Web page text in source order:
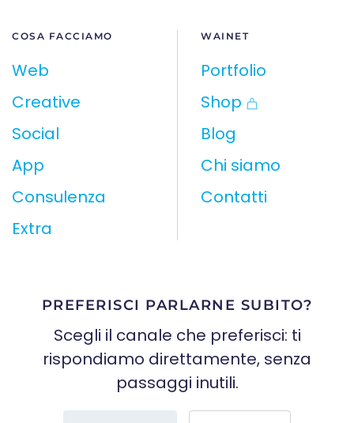
COSA FACCIAMO
Web
Creative
Social
App
Consulenza
Extra
WAINET
Portfolio
Shop
Blog
Chi siamo
Contatti
PREFERISCI PARLARNE SUBITO?
Scegli il canale che preferisci: ti
rispondiamo direttamente, senza
passaggi inutili.